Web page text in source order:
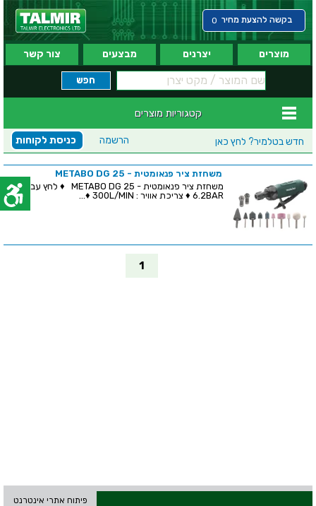
בקשה להצעת מחיר 0
מוצרים יצרנים מבצעים צור קשר
קטגוריות מוצרים
חדש בטלמיר? לחץ כאן כניסת לקוחות הרשמה
משחזת ציר פנאומטית - METABO DG 25
משחזת ציר פנאומטית - METABO DG 25 ♦ לחץ עבודה :
6.2BAR ♦ צריכת אוויר : 300L/MIN ♦...
1
פיתוח אתרי אינטרנט